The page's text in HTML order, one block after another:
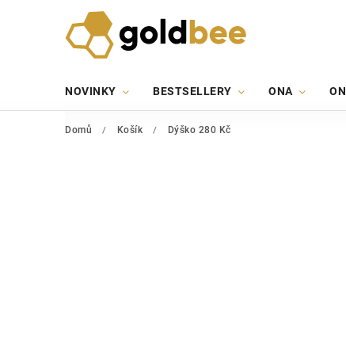
NOVINKY BESTSELLERY ONA ON
Domů / Košík / Dýško 280 Kč